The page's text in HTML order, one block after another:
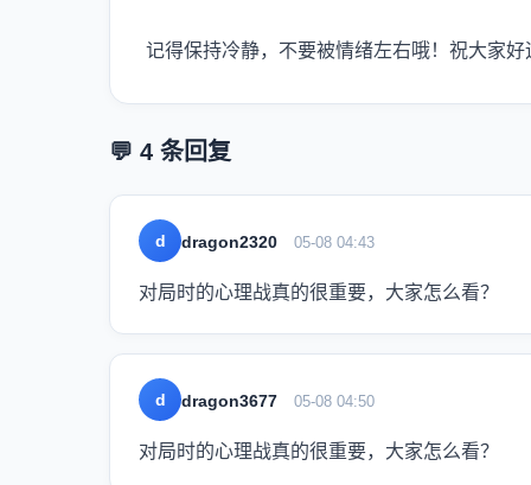
记得保持冷静，不要被情绪左右哦！祝大家好
💬 4 条回复
d dragon2320 05-08 04:43
对局时的心理战真的很重要，大家怎么看？
d dragon3677 05-08 04:50
对局时的心理战真的很重要，大家怎么看？